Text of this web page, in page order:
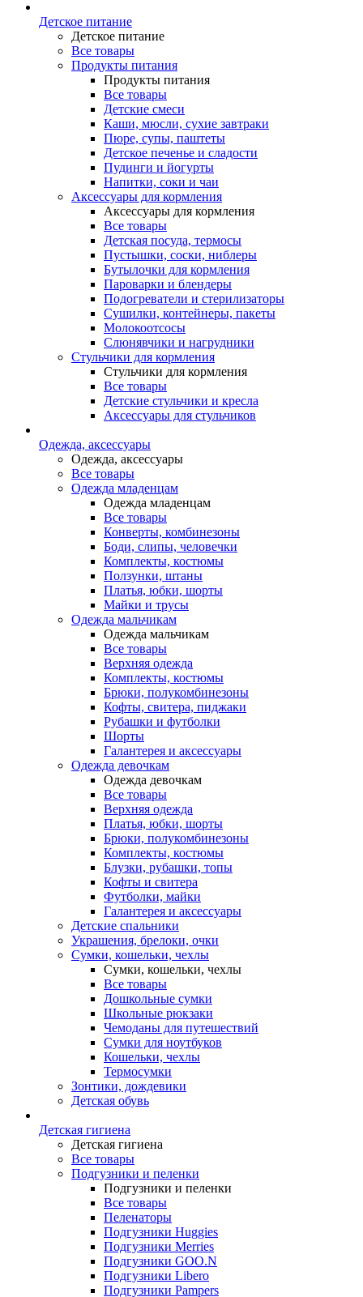
Детское питание
Детское питание
Все товары
Продукты питания
Продукты питания
Все товары
Детские смеси
Каши, мюсли, сухие завтраки
Пюре, супы, паштеты
Детское печенье и сладости
Пудинги и йогурты
Напитки, соки и чаи
Аксессуары для кормления
Аксессуары для кормления
Все товары
Детская посуда, термосы
Пустышки, соски, ниблеры
Бутылочки для кормления
Пароварки и блендеры
Подогреватели и стерилизаторы
Сушилки, контейнеры, пакеты
Молокоотсосы
Слюнявчики и нагрудники
Стульчики для кормления
Стульчики для кормления
Все товары
Детские стульчики и кресла
Аксессуары для стульчиков
Одежда, аксессуары
Одежда, аксессуары
Все товары
Одежда младенцам
Одежда младенцам
Все товары
Конверты, комбинезоны
Боди, слипы, человечки
Комплекты, костюмы
Ползунки, штаны
Платья, юбки, шорты
Майки и трусы
Одежда мальчикам
Одежда мальчикам
Все товары
Верхняя одежда
Комплекты, костюмы
Брюки, полукомбинезоны
Кофты, свитера, пиджаки
Рубашки и футболки
Шорты
Галантерея и аксессуары
Одежда девочкам
Одежда девочкам
Все товары
Верхняя одежда
Платья, юбки, шорты
Брюки, полукомбинезоны
Комплекты, костюмы
Блузки, рубашки, топы
Кофты и свитера
Футболки, майки
Галантерея и аксессуары
Детские спальники
Украшения, брелоки, очки
Сумки, кошельки, чехлы
Сумки, кошельки, чехлы
Все товары
Дошкольные сумки
Школьные рюкзаки
Чемоданы для путешествий
Сумки для ноутбуков
Кошельки, чехлы
Термосумки
Зонтики, дождевики
Детская обувь
Детская гигиена
Детская гигиена
Все товары
Подгузники и пеленки
Подгузники и пеленки
Все товары
Пеленаторы
Подгузники Huggies
Подгузники Merries
Подгузники GOO.N
Подгузники Libero
Подгузники Pampers